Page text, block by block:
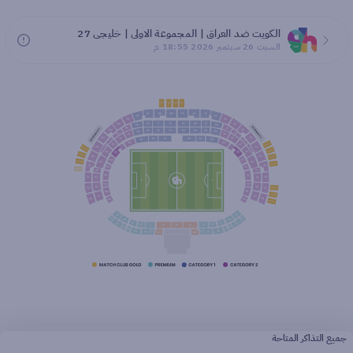
الكويت ضد العراق | المجموعة الاولى | خليجي 27
السبت 26 سبتمبر 2026 18:55 م
جميع التذاكر المتاحة